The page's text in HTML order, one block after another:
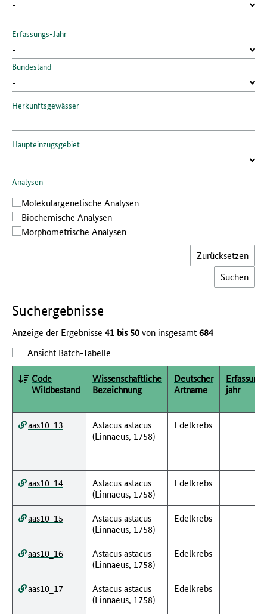
Erfassungs-Jahr
Bundesland
Herkunftsgewässer
Haupteinzugsgebiet
Analysen
Molekular­genetische Analysen
Bio­chemische Analysen
Morphometrische Analysen
Zurücksetzen
Such­ergebnisse
Anzeige der Ergebnisse 41 bis 50von insgesamt684
Ansicht Batch-Tabelle
Code
Wildbestand
Wissenschaftliche
Bezeichnung
Deutscher
Artname
jahr
aas10_13
Astacus astacus
(Linnaeus, 1758)
Edelkrebs
aas10_14
Astacus astacus
(Linnaeus, 1758)
Edelkrebs
aas10_15
Astacus astacus
(Linnaeus, 1758)
Edelkrebs
aas10_16
Astacus astacus
(Linnaeus, 1758)
Edelkrebs
aas10_17
Astacus astacus
(Linnaeus, 1758)
Edelkrebs